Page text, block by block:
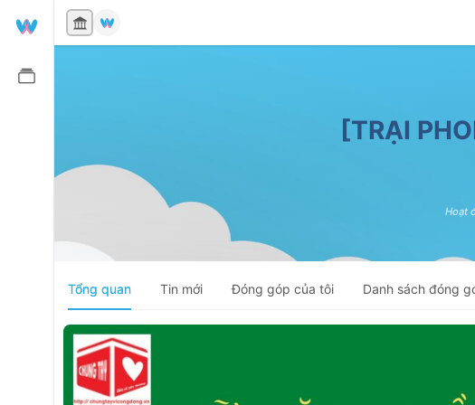
[TRẠI
Hoạt
Tổng quan Tin mới Đóng góp của tôi Danh sách đóng